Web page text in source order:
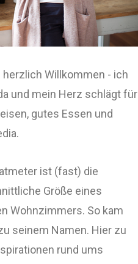
herzlich Willkommen - ich
und mein Herz schlägt für
gutes Essen und
ist (fast) die
Größe eines
Wohnzimmers. So kam
seinem Namen. Hier zu
rund ums